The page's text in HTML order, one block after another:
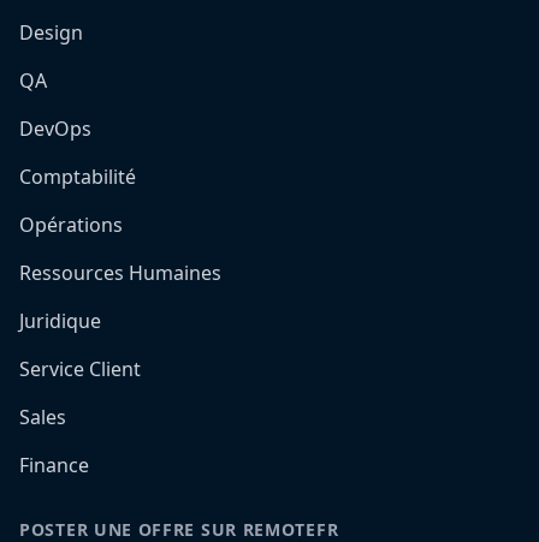
Design
QA
DevOps
Comptabilité
Opérations
Ressources Humaines
Juridique
Service Client
Sales
Finance
POSTER UNE OFFRE SUR REMOTEFR